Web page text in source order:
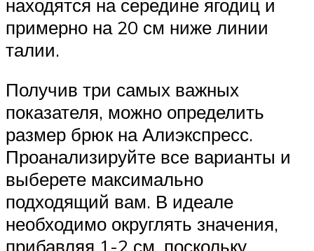
находятся на середине ягодиц и
примерно на 20 см ниже линии
талии.
Получив три самых важных
показателя, можно определить
размер брюк на Алиэкспресс.
Проанализируйте все варианты и
выберете максимально
подходящий вам. В идеале
необходимо округлять значения,
прибавляя 1-2 см, поскольку